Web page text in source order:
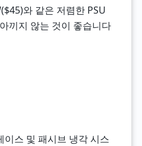
와 같은 저렴한 PSU
끼지 않는 것이 좋습니다
이스 및 패시브 냉각 시스